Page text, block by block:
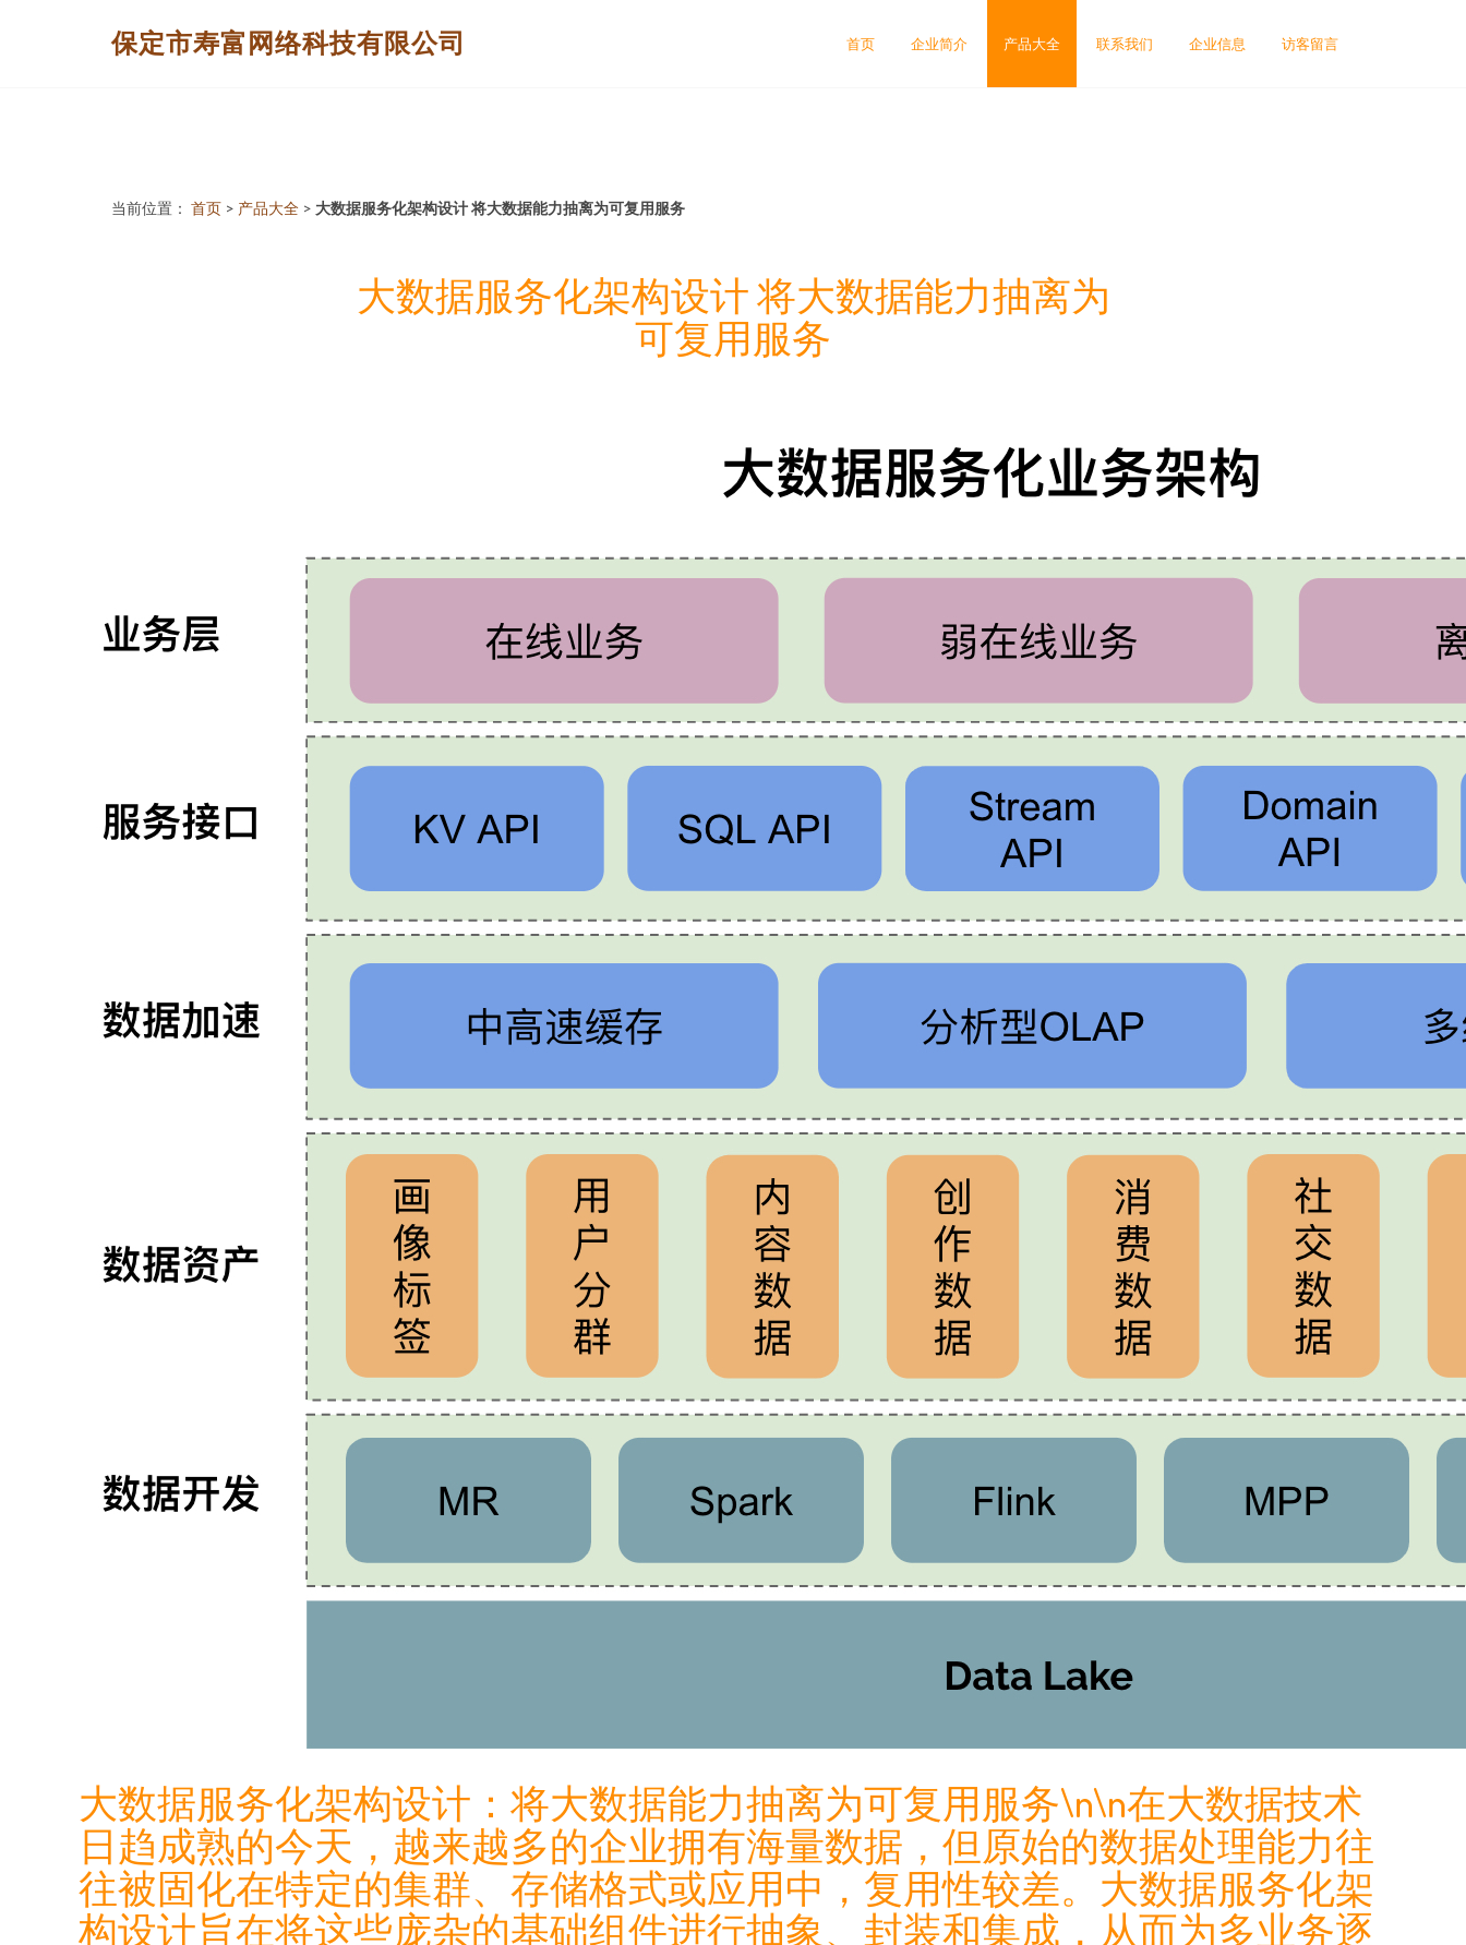
保定市寿富网络科技有限公司 首页 企业简介 产品大全 联系我们 企业信息 访客留言
当前位置： 首页 > 产品大全 > 大数据服务化架构设计 将大数据能力抽离为可复用服务
大数据服务化架构设计 将大数据能力抽离为
可复用服务
大数据服务化架构设计：将大数据能力抽离为可复用服务\n\n在大数据技术
日趋成熟的今天，越来越多的企业拥有海量数据，但原始的数据处理能力往
往被固化在特定的集群、存储格式或应用中，复用性较差。大数据服务化架
构设计旨在将这些庞杂的基础组件进行抽象、封装和集成，从而为多业务逐